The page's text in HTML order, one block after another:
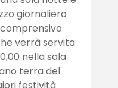
giornaliero
verrà servita
nella sala
terra del